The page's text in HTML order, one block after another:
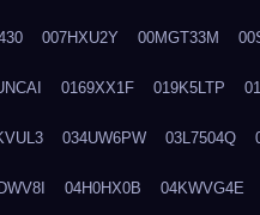
007HXU2Y 00MGT33M
0169XX1F 019K5LTP
034UW6PW 03L7504Q
04H0HX0B 04KWVG4E